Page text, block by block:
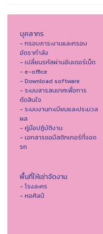
บุคลากร
- กรอบภาระงานและกรอบ
อัตรากำลัง
- เปลี่ยนรหัสผ่านอินเตอร์เน็ต
- e-office
- Download software
- ระบบสารสนเทศเพื่อการ
ตัดสินใจ
- ระบบงานทะเบียนและประมวล
ผล
- คู่มือปฏิบัติงาน
- เอกสารขอมีสติกเกอร์ที่จอด
รถ
พื้นที่ให้เช่าจัดงาน
- โรงละคร
- หอศิลป์